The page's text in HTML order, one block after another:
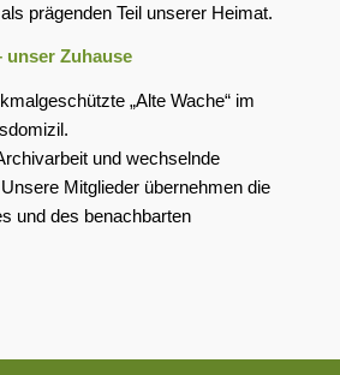
prägenden Teil unserer Heimat.
unser Zuhause
„Alte Wache“ im
und wechselnde
Mitglieder übernehmen die
und des benachbarten